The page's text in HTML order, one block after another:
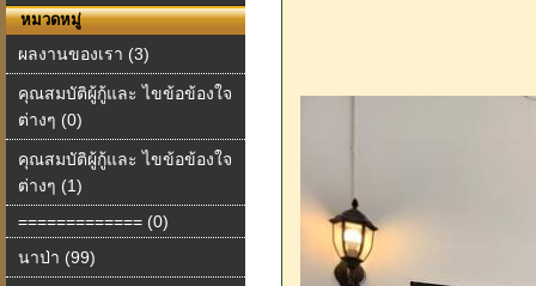
หมวดหมู่
ผลงานของเรา (3)
คุณสมบัติผู้กู้และ ไขข้อข้องใจ
ต่างๆ (0)
คุณสมบัติผู้กู้และ ไขข้อข้องใจ
ต่างๆ (1)
============= (0)
นาป่า (99)